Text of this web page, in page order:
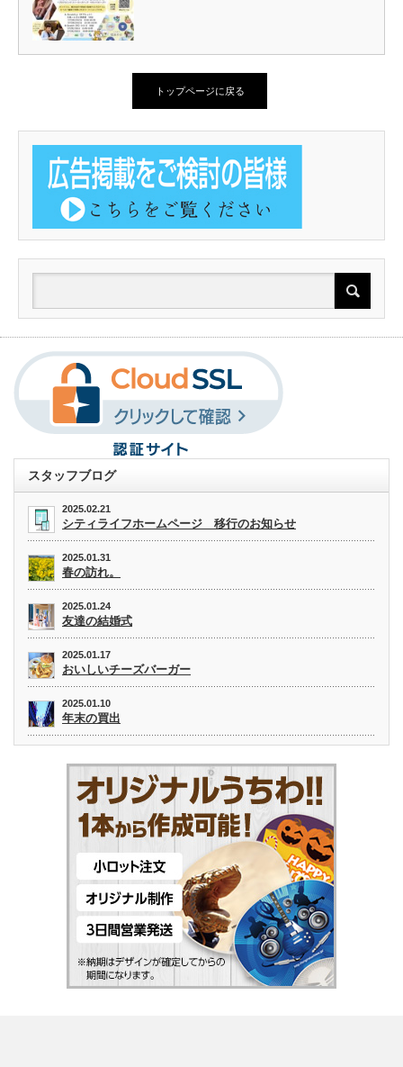
トップページに戻る
スタッフブログ
2025.02.21
シティライフホームページ 移行のお知らせ
2025.01.31
春の訪れ。
2025.01.24
友達の結婚式
2025.01.17
おいしいチーズバーガー
2025.01.10
年末の買出